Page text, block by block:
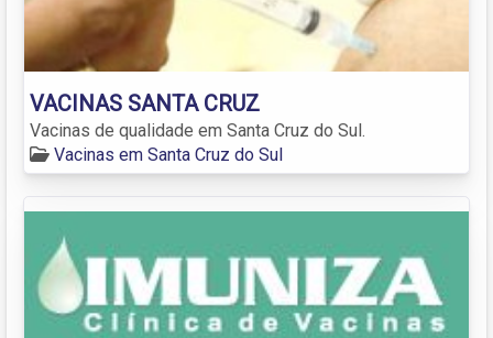
VACINAS SANTA CRUZ
Vacinas de qualidade em Santa Cruz do Sul.
Vacinas em Santa Cruz do Sul